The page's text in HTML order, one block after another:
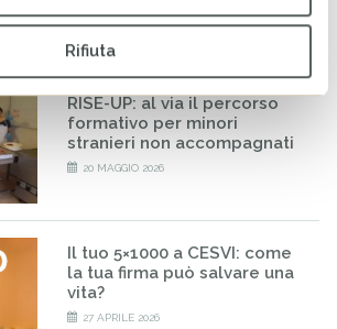
Rifiuta
26 MAGGIO 2026
RISE-UP: al via il percorso
formativo per minori
stranieri non accompagnati
20 MAGGIO 2026
Il tuo 5×1000 a CESVI: come
la tua firma può salvare una
vita?
27 APRILE 2026